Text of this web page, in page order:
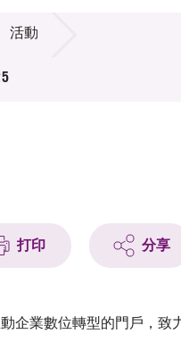
活動
打印 分享
企業數位轉型的門戶，致